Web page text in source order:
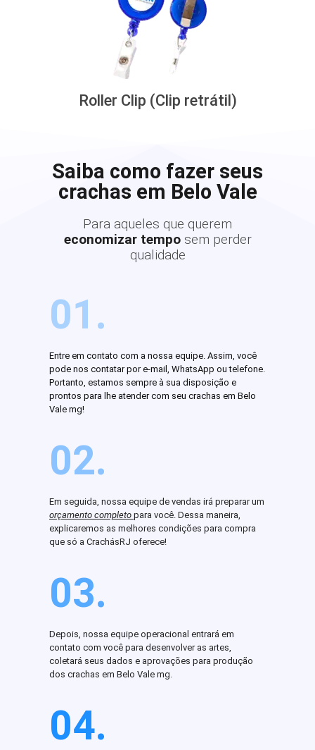
Roller Clip (Clip retrátil)
Saiba como fazer seus
crachas em Belo Vale
Para aqueles que querem
economizar tempo sem perder
qualidade
01.
Entre em contato com a nossa equipe. Assim, você
pode nos contatar por e-mail, WhatsApp ou telefone.
Portanto, estamos sempre à sua disposição e
prontos para lhe atender com seu crachas em Belo
Vale mg!
02.
Em seguida, nossa equipe de vendas irá preparar um
orçamento completo para você. Dessa maneira,
explicaremos as melhores condições para compra
que só a CrachásRJ oferece!
03.
Depois, nossa equipe operacional entrará em
contato com você para desenvolver as artes,
coletará seus dados e aprovações para produção
dos crachas em Belo Vale mg.
04.